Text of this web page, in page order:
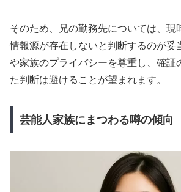
そのため、兄の勤務先については、現
情報源が存在しないと判断するのが妥
や家族のプライバシーを尊重し、確証
た判断は避けることが望まれます。
芸能人家族にまつわる噂の傾向